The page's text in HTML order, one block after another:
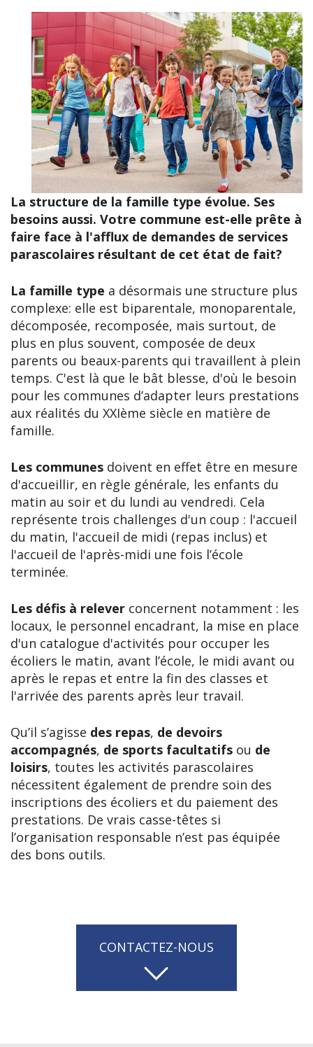
La structure de la famille type évolue. Ses
besoins aussi. Votre commune est-elle prête à
faire face à l'afflux de demandes de services
parascolaires résultant de cet état de fait?
La famille type a désormais une structure plus
complexe: elle est biparentale, monoparentale,
décomposée, recomposée, mais surtout, de
plus en plus souvent, composée de deux
parents ou beaux-parents qui travaillent à plein
temps. C'est là que le bât blesse, d'où le besoin
pour les communes d’adapter leurs prestations
aux réalités du XXIème siècle en matière de
famille.
Les communes doivent en effet être en mesure
d'accueillir, en règle générale, les enfants du
matin au soir et du lundi au vendredi. Cela
représente trois challenges d'un coup : l'accueil
du matin, l'accueil de midi (repas inclus) et
l'accueil de l'après-midi une fois l’école
terminée.
Les défis à relever concernent notamment : les
locaux, le personnel encadrant, la mise en place
d'un catalogue d'activités pour occuper les
écoliers le matin, avant l’école, le midi avant ou
après le repas et entre la fin des classes et
l'arrivée des parents après leur travail.
Qu’il s’agisse des repas, de devoirs
accompagnés, de sports facultatifs ou de
loisirs, toutes les activités parascolaires
nécessitent également de prendre soin des
inscriptions des écoliers et du paiement des
prestations. De vrais casse-têtes si
l’organisation responsable n’est pas équipée
des bons outils.
CONTACTEZ-NOUS